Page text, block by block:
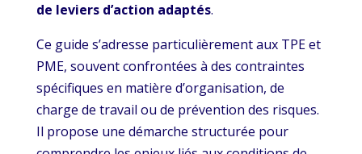
de leviers d’action adaptés.
Ce guide s’adresse particulièrement aux TPE et
PME, souvent confrontées à des contraintes
spécifiques en matière d’organisation, de
charge de travail ou de prévention des risques.
Il propose une démarche structurée pour